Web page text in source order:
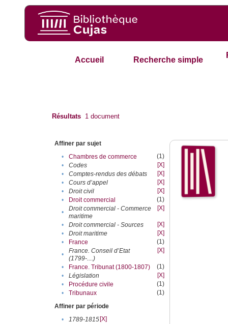
Accueil Recherche simple
Résultats 1 document
Affiner par sujet
•
Chambres de commerce
(1)
•
Codes
[X]
•
Comptes-rendus des débats
[X]
•
Cours d’appel
[X]
•
Droit civil
[X]
•
Droit commercial
(1)
•
Droit commercial - Commerce
maritime
[X]
• Droit commercial - Sources
[X]
•
Droit maritime
[X]
•
France
(1)
•
France. Conseil d’Etat
(1799-....)
[X]
• France. Tribunat (1800-1807)
(1)
•
Législation
[X]
•
Procédure civile
(1)
•
Tribunaux
(1)
Affiner par période
•
1789-1815[X]